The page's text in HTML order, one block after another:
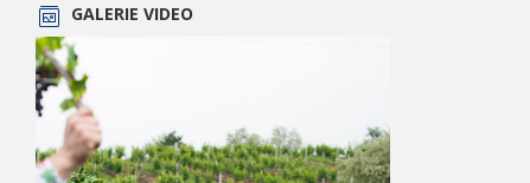
GALERIE VIDEO